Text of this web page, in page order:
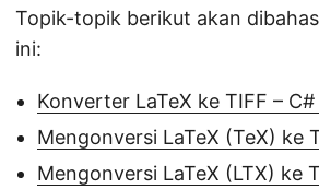
Topik-topik berikut akan
ini:
Konverter LaTeX ke TIFF – C#
Mengonversi LaTeX (TeX) ke
Mengonversi LaTeX (LTX) ke